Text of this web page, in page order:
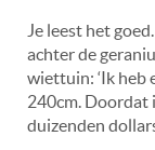
Je leest het
achter de
wiettuin: ‘Ik heb
240cm. Doordat
duizenden